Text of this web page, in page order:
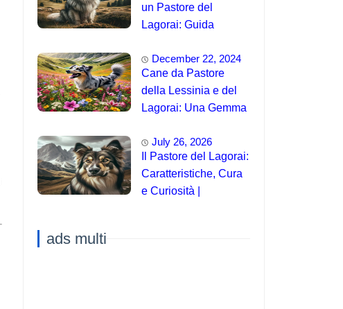
un Pastore del
Lagorai: Guida
Principianti
December 22, 2024
Cane da Pastore
della Lessinia e del
Lagorai: Una Gemma
July 26, 2026
Il Pastore del Lagorai:
Caratteristiche, Cura
e Curiosità |
ads multi